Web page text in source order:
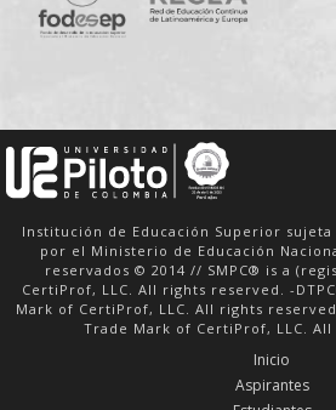
Institución de Educación Superior
por el Ministerio de Educación
reservados © 2014 // SMPC® is a
CertiProf, LLC. All rights reserved. -
Mark of CertiProf, LLC. All rights
Trade Mark of CertiProf, LLC. All
Inicio
Aspirantes